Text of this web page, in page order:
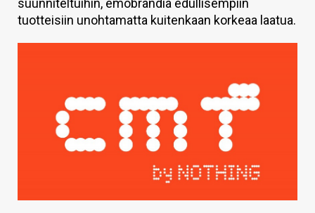
HINTA.FI
suunniteltuihin, emobrändiä edullisempiin
tuotteisiin unohtamatta kuitenkaan korkeaa laatua.